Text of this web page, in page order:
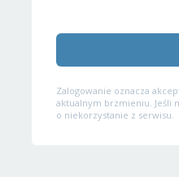
Zalogowanie oznacza
aktualnym brzmieniu. Jeśli
o niekorzystanie z serwisu.